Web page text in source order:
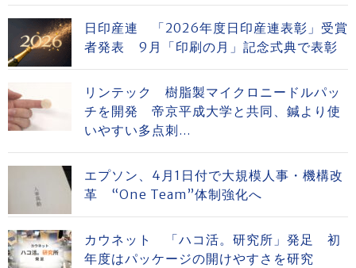
日印産連 「2026年度日印産連表彰」受賞
者発表 9月「印刷の月」記念式典で表彰
リンテック 樹脂製マイクロニードルパッ
チを開発 帝京平成大学と共同、鍼より使
いやすい多点刺...
エプソン、4月1日付で大規模人事・機構改
革 “One Team”体制強化へ
カウネット 「ハコ活。研究所」発足 初
年度はパッケージの開けやすさを研究